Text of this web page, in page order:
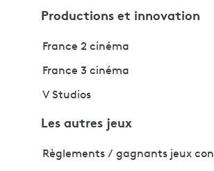
Productions et innovation
France 2 cinéma
France 3 cinéma
V Studios
Les autres jeux
Règlements / gagnants jeux